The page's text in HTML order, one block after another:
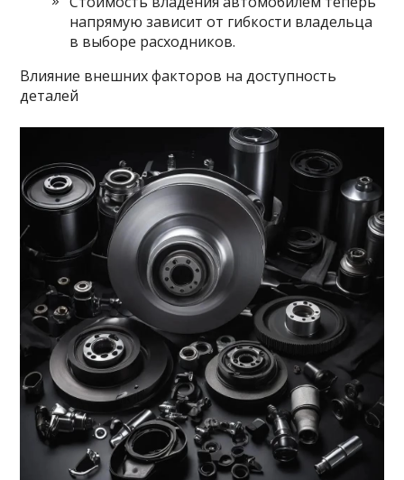
напрямую зависит от гибкости владельца
в выборе расходников.
Влияние внешних факторов на доступность
деталей